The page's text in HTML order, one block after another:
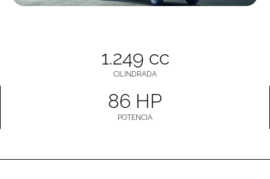
1.249 cc
CILINDRADA
86 HP
POTENCIA